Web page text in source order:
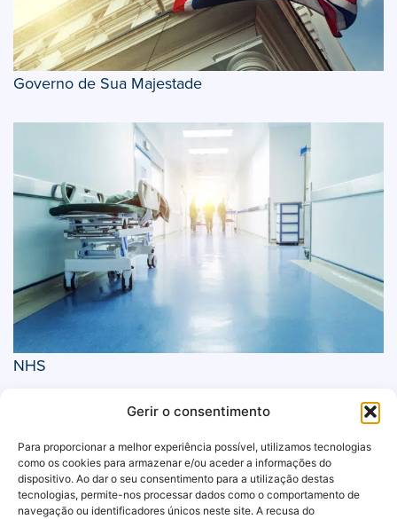
Gerir o consentimento
Para proporcionar a melhor experiência possível, utilizamos tecnologias
como os cookies para armazenar e/ou aceder a informações do
dispositivo. Ao dar o seu consentimento para a utilização destas
tecnologias, permite-nos processar dados como o comportamento de
navegação ou identificadores únicos neste site. A recusa do
Governo de Sua Majestade
NHS